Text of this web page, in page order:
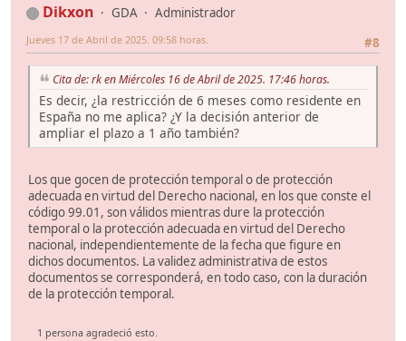
Dikxon GDA
Administrador
#8
Jueves 17 de Abril de 2025. 09:58 horas.
Cita de: rk en Miércoles 16 de Abril de 2025. 17:46 horas.
Es decir, ¿la restricción de 6 meses como residente en
España no me aplica? ¿Y la decisión anterior de
ampliar el plazo a 1 año también?
Los que gocen de protección temporal o de protección
adecuada en virtud del Derecho nacional, en los que conste el
código 99.01, son válidos mientras dure la protección
temporal o la protección adecuada en virtud del Derecho
nacional, independientemente de la fecha que figure en
dichos documentos. La validez administrativa de estos
documentos se corresponderá, en todo caso, con la duración
de la protección temporal.
1 persona agradeció esto.